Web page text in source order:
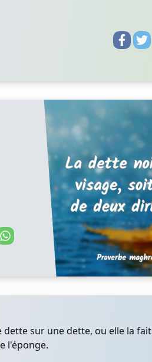
dette sur une dette, ou elle la fait
l'éponge.